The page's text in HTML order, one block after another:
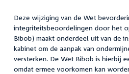
Deze wijziging van de Wet
integriteitsbeoordelingen door het
Bibob) maakt onderdeel uit van de
kabinet om de aanpak van
versterken. De Wet Bibob is hierbij
omdat ermee voorkomen kan